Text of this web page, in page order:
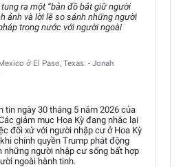
ra một “bản đồ bắt giữ người
ảnh và lời lẽ so sánh những người
trong nước với người ngoài
ở El Paso, Texas. - Jonah
tin ngày 30 tháng 5 năm 2026 của
giám mục Hoa Kỳ đang nhắc lại
đối xử với người nhập cư ở Hoa Kỳ
chính quyền Trump phát động
những người nhập cư sống bất hợp
ngoài hành tinh.